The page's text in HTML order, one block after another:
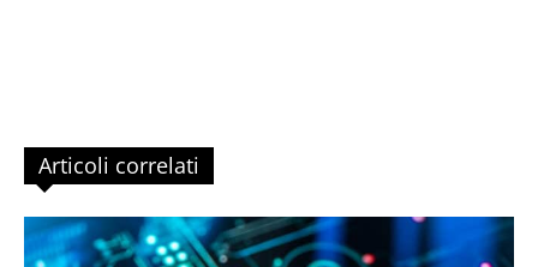
Articoli correlati